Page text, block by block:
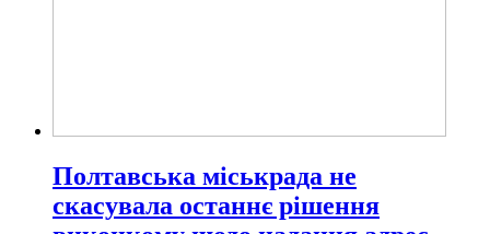
Полтавська міськрада не
скасувала останнє рішення